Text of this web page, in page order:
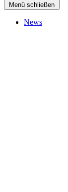
Menü schließen
News